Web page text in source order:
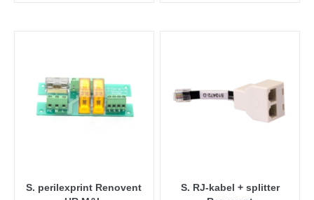
S. perilexprint Renovent
S. RJ-kabel + splitter